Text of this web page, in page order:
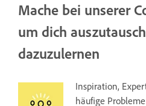
Mache bei unserer
um dich
dazuzulernen
Inspiration,
häufige